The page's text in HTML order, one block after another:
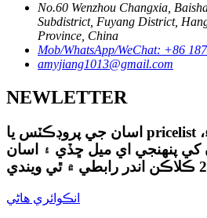
No.60 Wenzhou Changxia,
Subdistrict, Fuyang District,
Province, China
Mob/WhatsApp/WeChat: +86
amyjiang1013@gmail.com
NEWLETTER
اسان جي پروڊڪٽس يا pricelist جي باري ۾ پڇا ڳاڇا لاء،
کي پنهنجي اي ميل ڇڏي ۽ اسان
انڪوائري هاڻي